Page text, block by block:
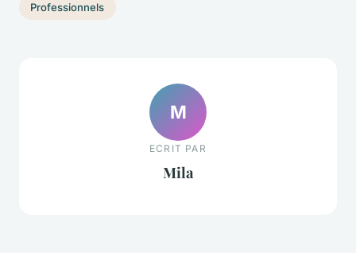
Professionnels
M
ECRIT PAR
Mila